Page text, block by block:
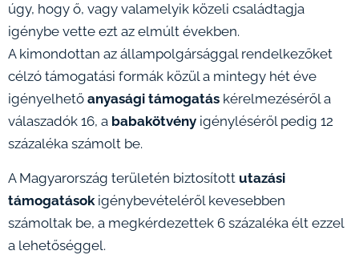
úgy, hogy ő, vagy valamelyik közeli családtagja
igénybe vette ezt az elmúlt években.
A kimondottan az állampolgársággal rendelkezőket
célzó támogatási formák közül a mintegy hét éve
igényelhető anyasági támogatás kérelmezéséről a
válaszadók 16, a babakötvény igényléséről pedig 12
százaléka számolt be.
A Magyarország területén biztosított utazási
támogatásokigénybevételéről kevesebben
számoltak be, a megkérdezettek 6 százaléka élt ezzel
a lehetőséggel.